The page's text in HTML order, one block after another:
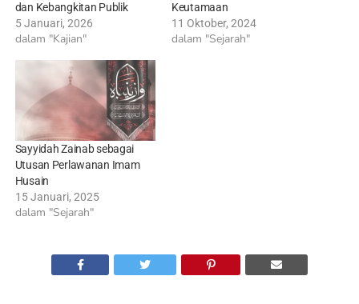
dan Kebangkitan Publik
5 Januari, 2026
dalam "Kajian"
Keutamaan
11 Oktober, 2024
dalam "Sejarah"
Sayyidah Zainab sebagai
Utusan Perlawanan Imam
Husain
15 Januari, 2025
dalam "Sejarah"